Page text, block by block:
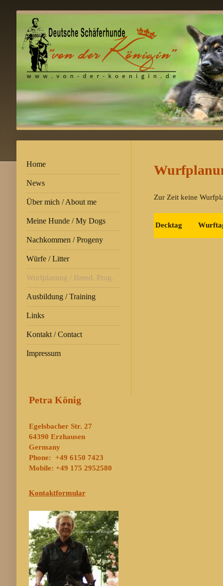
Home
News
Über mich / About me
Meine Hunde / My Dogs
Nachkommen / Progeny
Würfe / Litter
Wurfplanung / Breed. Prog.
Ausbildung / Training
Links
Kontakt / Contact
Impressum
Zur Zeit keine
Decktag
Petra König
Egelsbacher Str. 27
64390 Erzhausen
Germany
Phone: +49 6150 7423
Mobile: +49 175 2952580
Kontaktformular